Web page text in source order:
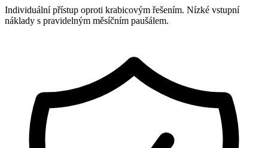
Individuální přístup oproti krabicovým řešením. Nízké vstupní
náklady s pravidelným měsíčním paušálem.